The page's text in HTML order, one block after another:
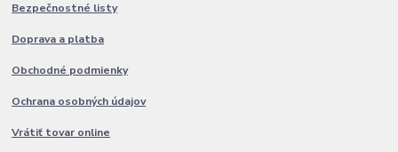
Bezpečnostné listy
Doprava a platba
Obchodné podmienky
Ochrana osobných údajov
Vrátiť tovar online